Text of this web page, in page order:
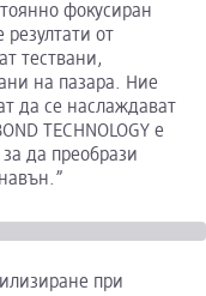
фокусиран
от
тествани,
на пазара. Ние
да се наслаждават
TECHNOLOGY е
да преобрази
при